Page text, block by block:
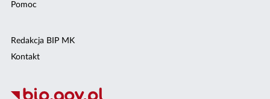
Pomoc
Redakcja BIP MK
Kontakt